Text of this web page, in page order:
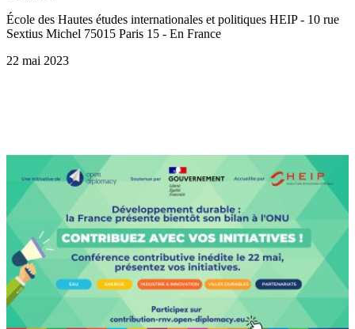
École des Hautes études internationales et politiques HEIP - 10 rue
Sextius Michel 75015 Paris 15 - En France
22 mai 2023